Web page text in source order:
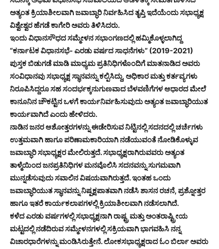
ಅತ್ಯಂತ ಕ್ರಿಯಾಶೀಲವಾಗಿ ಜವಾಬ್ಧಾರಿ ನಿರ್ವಹಿಸಿದ ತೃಪ್ತಿ ಇದೆಯೆಂದು ಸಭಾಧ್ಯಕ್ಷ
ವಿಶ್ವೇಶ್ವರ ಹೆಗಡೆ ಕಾಗೇರಿ ಅವರು ತಿಳಿಸಿದರು.
ಇಂದು ವಿಧಾನಸೌಧದ ಸಮ್ಮೇಳನ ಸಭಾಂಗಣದಲ್ಲಿ ಹಮ್ಮಿಕೊಳ್ಳಲಾಗಿದ್ದ
“ಕರ್ನಾಟಕ ವಿಧಾನಸಭೆ- ಎರಡು ವರ್ಷದ ಸಾಧನೆಗಳು” (2019-2021)
ಪುಸ್ತಕ ಬಿಡುಗಡೆ ಮಾಡಿ ಮಾಧ್ಯಮ ಪ್ರತಿನಿಧಿಗಳೊಂದಿಗೆ ಮಾತನಾಡಿದ ಅವರು
ಸಂವಿಧಾನವು ಸಭಾಧ್ಯಕ್ಷ ಸ್ಥಾನವನ್ನು ಕಲ್ಪಿಸಿದ್ದು, ಅಧಿಕಾರ ಮತ್ತು ಕರ್ತವ್ಯಗಳು
ನಿರೂಪಿಸಿದ್ದರೂ ಸಹ ಸಂದರ್ಭಕ್ಕನುಗುಣವಾದ ಬೆಳವಣಿಗೆಗಳ ಆಧಾರದ ಮೇಲೆ
ಕಾನೂನಿನ ಚೌಕಟ್ಟಿನ ಒಳಗೆ ಕಾರ್ಯನಿರ್ವಹಿಸುವುದು ಅತ್ಯಂತ ಜವಾಬ್ಧಾರಿಯುತ
ಕಾರ್ಯವಾಗಿದೆ ಎಂದು ಹೇಳಿದರು.
ನಾಡಿನ ಜನರ ಆಶೋತ್ತರಗಳನ್ನು ಈಡೇರಿಸುವ ನಿಟ್ಟಿನಲ್ಲಿ ಸದನದಲ್ಲಿ ಚರ್ಚೆಗಳು
ಉತ್ತಮವಾಗಿ ಹಾಗೂ ಪರಿಣಾಮಕಾರಿಯಾಗಿ ನಡೆಯುವಂತೆ ನೋಡಿಕೊಳ್ಳುವ
ಜವಾಬ್ಧಾರಿ ಸಭಾಧ್ಯಕ್ಷರ ಮೇಲಿರುತ್ತದೆ. ಸಭಾಧ್ಯಕ್ಷರಾಗಿರುವವರು ಅತ್ಯಂತ
ತಾಳ್ಮೆಯಿಂದ ಜನಪ್ರತಿನಿಧಿಗಳ ಮನವೊಲಿಸಿ ಸದನವನ್ನು ಸುಗಮವಾಗಿ
ಮುನ್ನಡೆಸುವುದು ಸವಾಲಿನ ವಿಷಯವಾಗಿರುತ್ತದೆ. ಇಂತಹ ಒಂದು
ಜವಾಬ್ಧಾರಿಯುತ ಸ್ಥಾನವನ್ನು ನಿಷ್ಪಕ್ಷಪಾತವಾಗಿ ನಡೆಸಿ ಶಾಸನ ರಚನೆ, ಪ್ರಶ್ನೋತ್ತರ
ಹಾಗೂ ಇತರೆ ಕಾರ್ಯಕಲಾಪಗಳಲ್ಲಿ ಕ್ರಿಯಾಶೀಲವಾಗಿ ನಡೆಸಲಾಗಿದೆ.
ಕಳೆದ ಎರಡು ವರ್ಷಗಳಲ್ಲಿ ಸಭಾಧ್ಯಕ್ಷನಾಗಿ ರಾಷ್ಟ್ರ ಮತ್ತು ಅಂತರಾಷ್ಟ್ರೀಯ
ಮಟ್ಟದಲ್ಲಿ ನಡೆದಿರುವ ಸಮ್ಮೇಳನಗಳಲ್ಲಿ ಸಕ್ರಿಯವಾಗಿ ಭಾಗವಹಿಸಿ ನನ್ನ
ವಿಚಾರಧಾರೆಗಳನ್ನು ಮಂಡಿಸಿರುತ್ತೇನೆ. ಲೋಕಸಭಾಧ್ಯಕ್ಷರಾದ ಓಂ ಬಿರ್ಲಾ ಅವರು